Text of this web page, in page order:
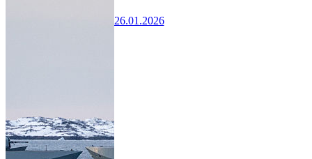
26.01.2026